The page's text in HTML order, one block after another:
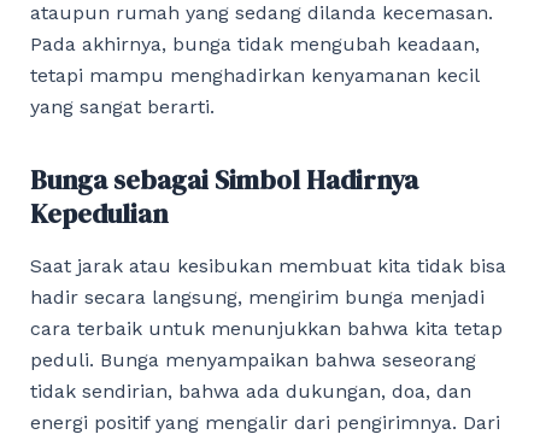
ataupun rumah yang sedang dilanda kecemasan.
Pada akhirnya, bunga tidak mengubah keadaan,
tetapi mampu menghadirkan kenyamanan kecil
yang sangat berarti.
Bunga sebagai Simbol Hadirnya
Kepedulian
Saat jarak atau kesibukan membuat kita tidak bisa
hadir secara langsung, mengirim bunga menjadi
cara terbaik untuk menunjukkan bahwa kita tetap
peduli. Bunga menyampaikan bahwa seseorang
tidak sendirian, bahwa ada dukungan, doa, dan
energi positif yang mengalir dari pengirimnya. Dari